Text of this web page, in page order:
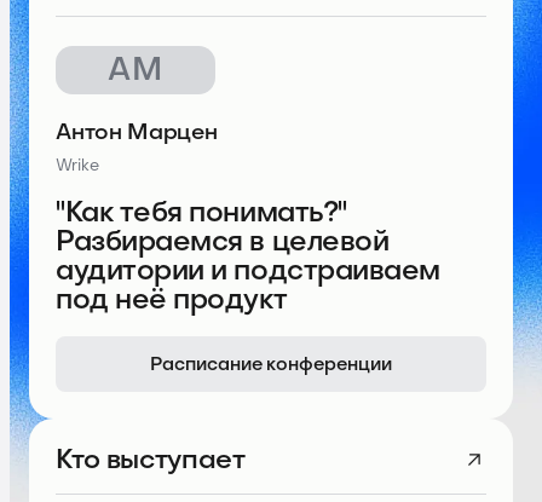
АМ
"Как тебя понимать?"
Разбираемся в целевой
аудитории и подстраиваем
под неё продукт
Антон Марцен
Wrike
Расписание конференции
Кто выступает